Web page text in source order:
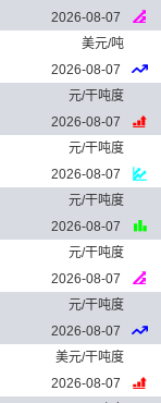
2026-08-07
美元/吨
2026-08-07
元/干吨度
2026-08-07
元/干吨度
2026-08-07
元/干吨度
2026-08-07
元/干吨度
2026-08-07
元/干吨度
2026-08-07
美元/干吨度
2026-08-07